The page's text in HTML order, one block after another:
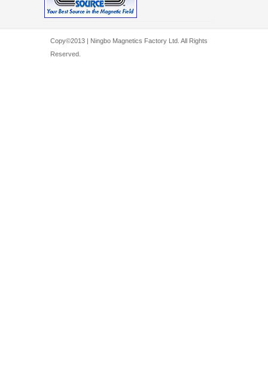
Copy©2013 | Ningbo Magnetics Factory Ltd. All Rights
Reserved.